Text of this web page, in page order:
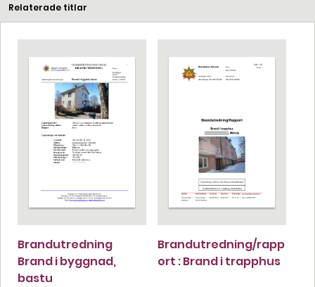
Relaterade titlar
Brandutredning
Brand i byggnad,
bastu
Brandutredning/rapp
ort : Brand i trapphus